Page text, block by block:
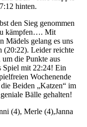
hinten.
den Sieg genommen
kämpfen…. Mit
Mädels gelang es uns
(20:22). Leider reichte
die Punkte aus
Spiel mit 22:24! Ein
Wochenende
Beiden „Katzen“ im
Bälle gehalten!
(4), Merle (4),Janna